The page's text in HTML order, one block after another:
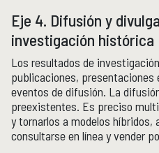
Eje 4. Difusión y
investigación histórica
Los resultados de
publicaciones, presentaciones
eventos de difusión. La
preexistentes. Es preciso
y tornarlos a modelos híbridos,
consultarse en línea y vender